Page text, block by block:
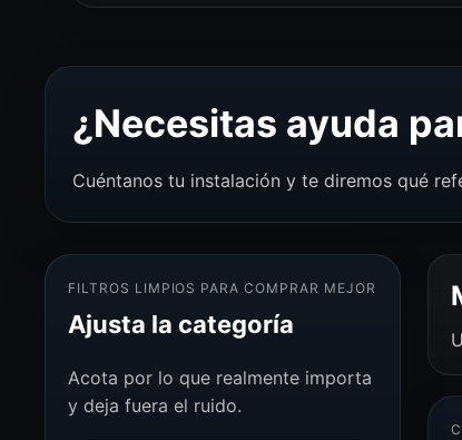
¿Necesitas ayuda
Cuéntanos tu instalación y te diremos qué
FILTROS LIMPIOS PARA COMPRAR MEJOR
Ajusta la categoría
Acota por lo que realmente importa
y deja fuera el ruido.